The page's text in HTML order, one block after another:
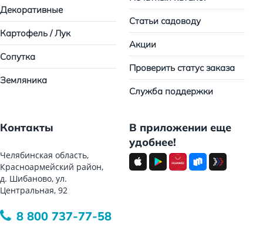
Декоративные
Картофель / Лук
Сопутка
Земляника
Статьи садоводу
Акции
Проверить статус заказа
Служба поддержки
Контакты
Челябинская область,
Красноармейский район,
д. Шибаново, ул.
Центральная, 92
8 800 737-77-58
В приложении еще
удобнее!